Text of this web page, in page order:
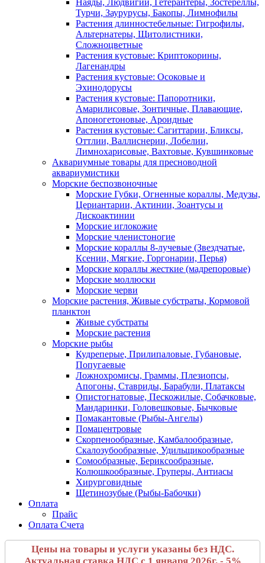
Наяды, Людвигии, Гетерантеры, Зостереллы,
Турчи, Заурурусы, Бакопы, Лимнофилы
Растения длинностебельные: Гигрофилы,
Альтернатеры, Щитолистники,
Сложноцветные
Растения кустовые: Криптокорины,
Лагенандры
Растения кустовые: Осоковые и
Эхинодорусы
Растения кустовые: Папоротники,
Амарилисовые, Зонтичные, Плавающие,
Апоногетоновые, Ароидные
Растения кустовые: Сагиттарии, Бликсы,
Оттлии, Валлиснерии, Лобелии,
Лимнохарисовые, Вахтовые, Кувшинковые
Аквариумные товары для пресноводной
аквариумистики
Морские беспозвоночные
Морские Губки, Огненные кораллы, Медузы,
Цериантарии, Актинии, Зоантусы и
Дискоактинии
Морские иглокожие
Морские членистоногие
Морские кораллы 8-лучевые (Звездчатые,
Ксении, Мягкие, Горгонарии, Перья)
Морские кораллы жесткие (мадрепоровые)
Морские моллюски
Морские черви
Морские растения, Живые субстраты, Кормовой
планктон
Живые субстраты
Морские растения
Морские рыбы
Кудреперые, Прилипаловые, Губановые,
Попугаевые
Ложнохромисы, Граммы, Плезиопсы,
Апогоны, Ставриды, Барабули, Платаксы
Опистогнатовые, Пескожилые, Собачковые,
Мандаринки, Головешковые, Бычковые
Помакантовые (Рыбы-Ангелы)
Помацентровые
Скорпенообразные, Камбалообразные,
Скалозубообразные, Удильщикообразные
Сомообразные, Бериксообразные,
Колюшкообразные, Груперы, Антиасы
Хирурговидные
Щетинозубые (Рыбы-Бабочки)
Оплата
Прайс
Оплата Счета
Цены на товары и услуги указаны без НДС.